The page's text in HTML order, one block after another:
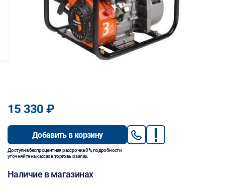
15 330 ₽
Добавить в корзину
Доступна беспроцентная рассрочка 0%, подробности
уточняйте на кассах в торговых залах.
Наличие в магазинах